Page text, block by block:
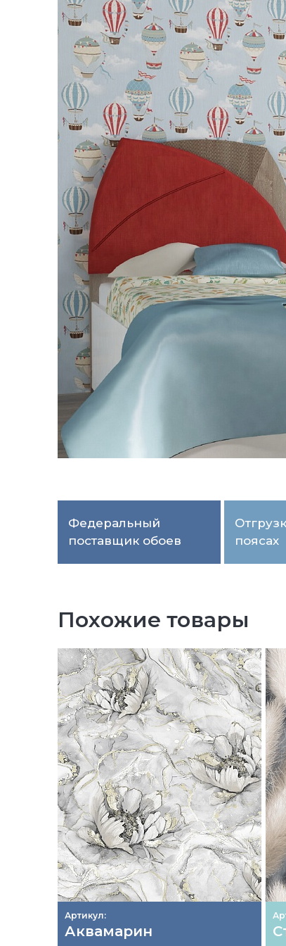
Федеральный
поставщик обоев
поясах
Похожие товары
Артикул:
Аквамарин